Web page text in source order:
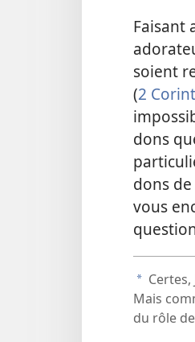
Faisant
soient
(2
dons
dons
vous
a
Mais
du rôle